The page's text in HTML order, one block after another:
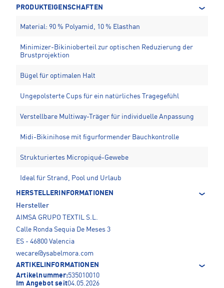
PRODUKTEIGENSCHAFTEN
Material: 90 % Polyamid, 10 % Elasthan
Minimizer-Bikinioberteil zur optischen Reduzierung der
Brustprojektion
Bügel für optimalen Halt
Ungepolsterte Cups für ein natürliches Tragegefühl
Verstellbare Multiway-Träger für individuelle Anpassung
Midi-Bikinihose mit figurformender Bauchkontrolle
Strukturiertes Micropiqué-Gewebe
Ideal für Strand, Pool und Urlaub
HERSTELLERINFORMATIONEN
Hersteller
AIMSA GRUPO TEXTIL S.L.
Calle Ronda Sequia De Meses 3
ES - 46800 Valencia
wecare@ysabelmora.com
ARTIKELINFORMATIONEN
Artikelnummer:535010010
Im Angebot seit04.05.2026